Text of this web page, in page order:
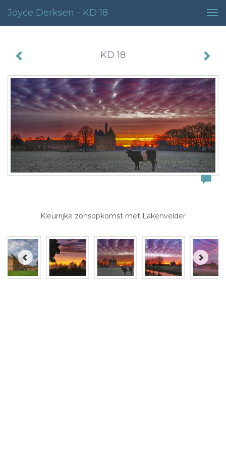
Joyce Derksen - KD 18
KD 18
Kleurrijke zonsopkomst met Lakenvelder